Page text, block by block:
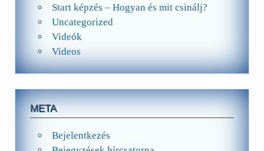
Start képzés – Hogyan és mit csinálj?
Uncategorized
Videók
Videos
META
Bejelentkezés